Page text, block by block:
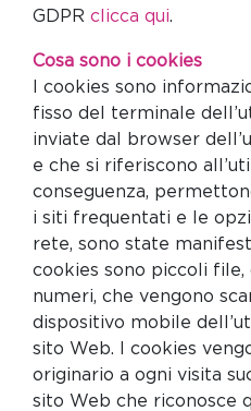
GDPR clicca qui.
Cosa sono i cookies
I cookies sono
fisso del terminale
inviate dal browser
e che si riferiscono
conseguenza,
i siti frequentati e le
rete, sono state
cookies sono piccoli
numeri, che vengono
dispositivo mobile
sito Web. I cookies
originario a ogni visita
sito Web che riconosce